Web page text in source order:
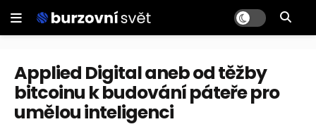
Applied Digital aneb od těžby
bitcoinu k budování páteře pro
umělou inteligenci